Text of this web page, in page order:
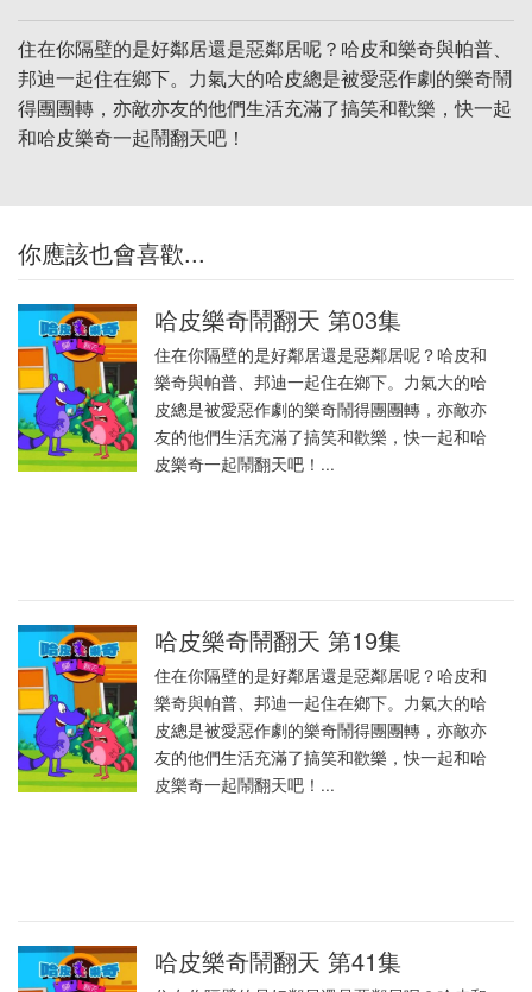
住在你隔壁的是好鄰居還是惡鄰居呢？哈皮和樂奇與帕普、
邦迪一起住在鄉下。力氣大的哈皮總是被愛惡作劇的樂奇鬧
得團團轉，亦敵亦友的他們生活充滿了搞笑和歡樂，快一起
和哈皮樂奇一起鬧翻天吧！
你應該也會喜歡...
哈皮樂奇鬧翻天 第03集
住在你隔壁的是好鄰居還是惡鄰居呢？哈皮和
樂奇與帕普、邦迪一起住在鄉下。力氣大的哈
皮總是被愛惡作劇的樂奇鬧得團團轉，亦敵亦
友的他們生活充滿了搞笑和歡樂，快一起和哈
皮樂奇一起鬧翻天吧！...
哈皮樂奇鬧翻天 第19集
住在你隔壁的是好鄰居還是惡鄰居呢？哈皮和
樂奇與帕普、邦迪一起住在鄉下。力氣大的哈
皮總是被愛惡作劇的樂奇鬧得團團轉，亦敵亦
友的他們生活充滿了搞笑和歡樂，快一起和哈
皮樂奇一起鬧翻天吧！...
哈皮樂奇鬧翻天 第41集